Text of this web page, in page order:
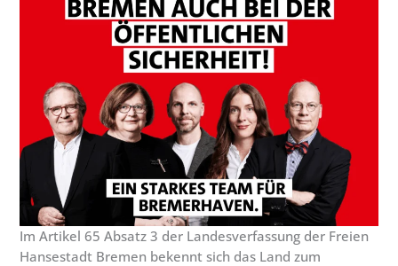
Im Artikel 65 Absatz 3 der Landesverfassung der Freien
Hansestadt Bremen bekennt sich das Land zum